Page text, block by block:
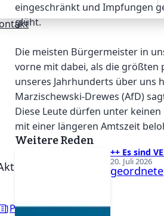
Presse
Abgeordnete
eingeschränkt und Impfungen
glüht.
Die meisten Bürgermeister in
vorne mit dabei, als die größten
unseres Jahrhunderts über uns
Marzischewski-Drewes (AfD)
Diese Leute dürfen unter
mit einer längeren Amtszeit
Weitere Reden
++ Es sind
20. Juli 2026